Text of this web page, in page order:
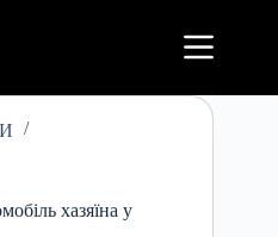
хазяїна у